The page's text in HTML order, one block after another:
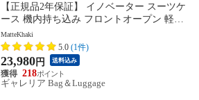
【正規品2年保証】 イノベーター スーツケ
ース 機内持ち込み フロントオープン 軽量
innovator キャリーケース ブランド 小さめ
Sサイズ ストッパー TSAロック 3泊 4泊 38
L Extreme Journey Cabin INV50
MatteKhaki
5.0 (1件)
23,980円 送料込み
218
ギャレリア Bag＆Luggage